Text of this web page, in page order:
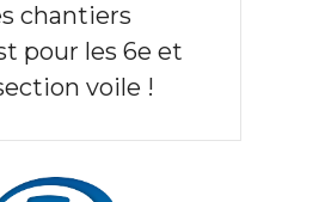
chantiers
pour les 6e et
voile !